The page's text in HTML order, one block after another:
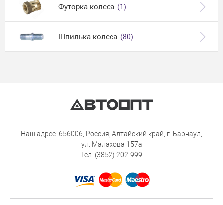
Футорка колеса (1)
Шпилька колеса (80)
Наш адрес: 656006, Россия, Алтайский край, г. Барнаул,
ул. Малахова 157а
Тел: (3852) 202-999